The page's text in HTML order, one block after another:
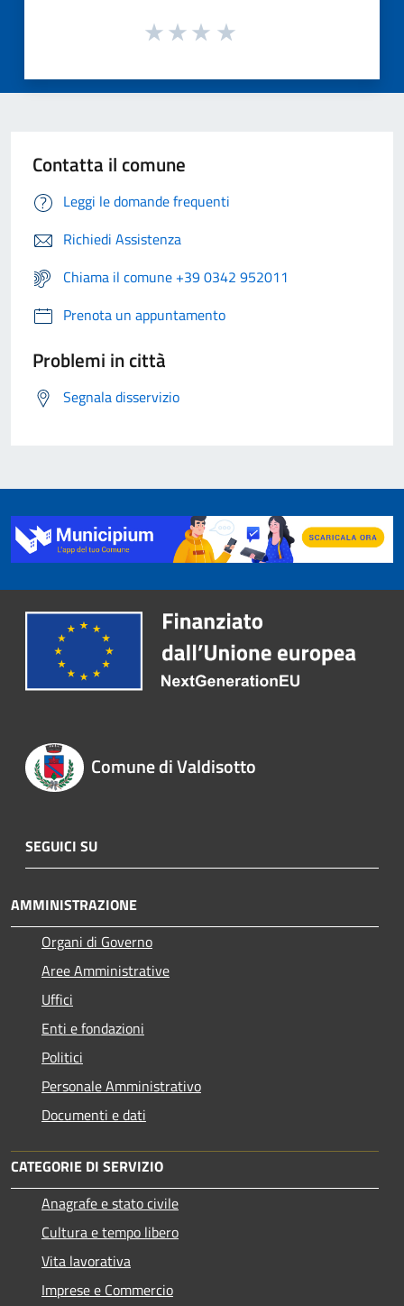
Contatta il comune
Leggi le domande frequenti
Richiedi Assistenza
Chiama il comune +39 0342 952011
Prenota un appuntamento
Problemi in città
Segnala disservizio
Comune di Valdisotto
SEGUICI SU
AMMINISTRAZIONE
Organi di Governo
Aree Amministrative
Uffici
Enti e fondazioni
Politici
Personale Amministrativo
Documenti e dati
CATEGORIE DI SERVIZIO
Anagrafe e stato civile
Cultura e tempo libero
Vita lavorativa
Imprese e Commercio